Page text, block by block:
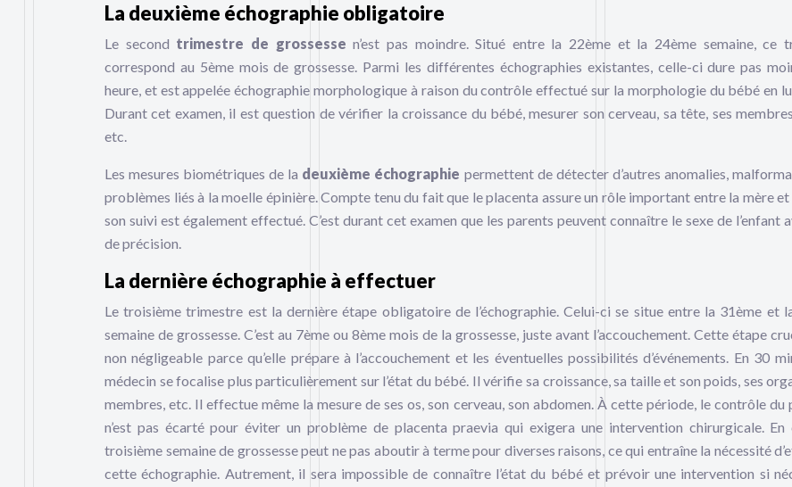
La deuxième échographie obligatoire
Le second trimestre de grossessen’est pas moindre. Situé entre la 22ème et la 24ème semaine, ce
correspond au 5ème mois de grossesse. Parmi les différentes échographies existantes, celle-ci dure pas
heure, et est appelée échographie morphologique à raison du contrôle effectué sur la morphologie du bébé en
Durant cet examen, il est question de vérifier la croissance du bébé, mesurer son cerveau, sa tête, ses
etc.
Les mesures biométriques de la deuxième échographie permettent de détecter d’autres anomalies,
problèmes liés à la moelle épinière. Compte tenu du fait que le placenta assure un rôle important entre la mère
son suivi est également effectué. C’est durant cet examen que les parents peuvent connaître le sexe de l’enfant
de précision.
La dernière échographie à effectuer
Le troisième trimestre est la dernière étape obligatoire de l’échographie. Celui-ci se situe entre la 31ème et
semaine de grossesse. C’est au 7ème ou 8ème mois de la grossesse, juste avant l’accouchement. Cette étape
non négligeable parce qu’elle prépare à l’accouchement et les éventuelles possibilités d’événements. En 30
médecin se focalise plus particulièrement sur l’état du bébé. Il vérifie sa croissance, sa taille et son poids, ses
membres, etc. Il effectue même la mesure de ses os, son cerveau, son abdomen. À cette période, le contrôle du
n’est pas écarté pour éviter un problème de placenta praevia qui exigera une intervention chirurgicale.
troisième semaine de grossesse peut ne pas aboutir à terme pour diverses raisons, ce qui entraîne la nécessité
cette échographie. Autrement, il sera impossible de connaître l’état du bébé et prévoir une intervention si